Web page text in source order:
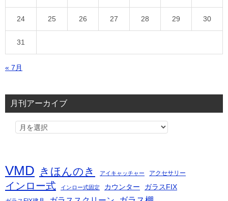
24 25 26 27 28 29 30
31
« 7月
月刊アーカイブ
VMD きほんのき アイキャッチャー アクセサリー
インロー式 インロー式固定 カウンター ガラスFIX